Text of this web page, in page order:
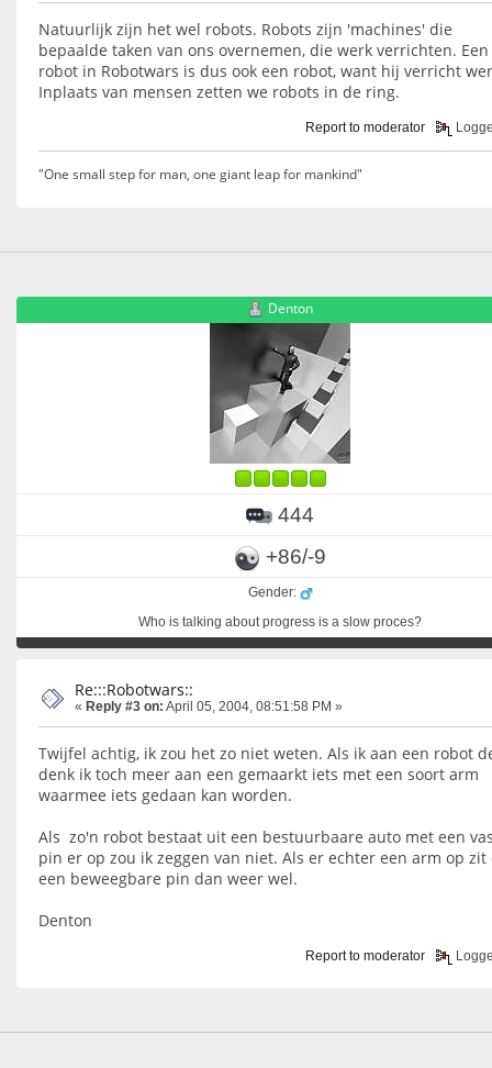
Natuurlijk zijn het wel robots. Robots zijn 'machines' die
bepaalde taken van ons overnemen, die werk verrichten. Een
robot in Robotwars is dus ook een robot, want hij verricht
Inplaats van mensen zetten we robots in de ring.
Report to moderator
"One small step for man, one giant leap for mankind"
Denton
444
+86/-9
Gender:
Who is talking about progress is a slow proces?
Re:::Robotwars::
« Reply #3 on: April 05, 2004, 08:51:58 PM »
Twijfel achtig, ik zou het zo niet weten. Als ik aan een robot
denk ik toch meer aan een gemaarkt iets met een soort arm
waarmee iets gedaan kan worden.
Als zo'n robot bestaat uit een bestuurbaare auto met een
pin er op zou ik zeggen van niet. Als er echter een arm op zit
een beweegbare pin dan weer wel.
Denton
Report to moderator